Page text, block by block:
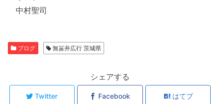
中村聖司
ブログ 無畄井広行 茨城県
シェアする
Twitter Facebook はてブ